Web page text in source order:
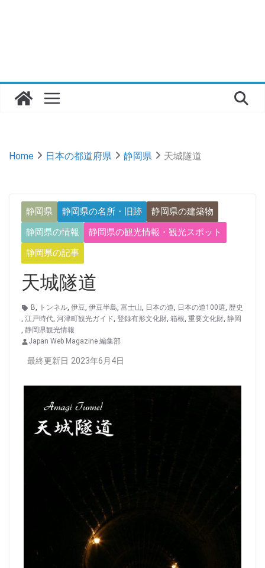
Home 日本の都道府県 静岡県 天城隧道
静岡県 静岡県の名所・旧跡
静岡県の建築物
静岡県の情報
静岡県の観光情報・観光スポット
静岡県の記事
天城隧道
B, トンネル, 伊豆, 伊豆半島, 富士山, 日本の道, 日本の道100選, 歴史
, 江戸時代, 河津町観光ガイド, 登録有形文化財, 箱根, 重要文化財, 静岡
, 静岡県観光情報
Japan Web Magazine 編集部
最終更新日 2023年6月4日